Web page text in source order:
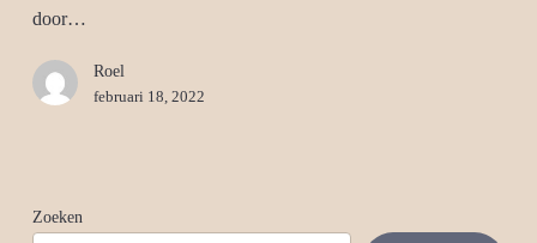
door…
Roel
februari 18, 2022
Zoeken